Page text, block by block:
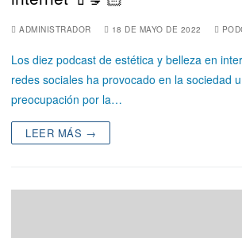
ADMINISTRADOR 18 DE MAYO DE 2022
Los diez podcast de estética y belleza en
redes sociales ha provocado en la sociedad
preocupación por la…
LEER MÁS →